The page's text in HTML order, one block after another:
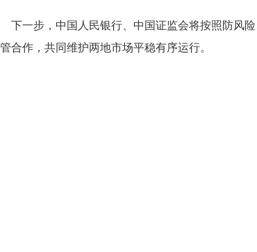
下一步，中国人民银行、中国证监会将按照防风
合作，共同维护两地市场平稳有序运行。